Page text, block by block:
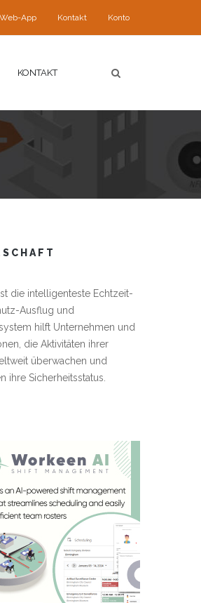
Web-App Kontakt Konto
KONTAKT
die intelligenteste Echtzeit-
Ausflug und
hilft Unternehmen und
die Aktivitäten ihrer
überwachen und
ihre Sicherheitsstatus.